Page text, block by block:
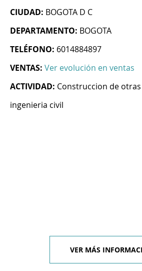
CIUDAD: BOGOTA D C
DEPARTAMENTO: BOGOTA
TELÉFONO: 6014884897
VENTAS: Ver evolución en ventas
ACTIVIDAD: Construccion de
ingenieria civil
VER MÁS